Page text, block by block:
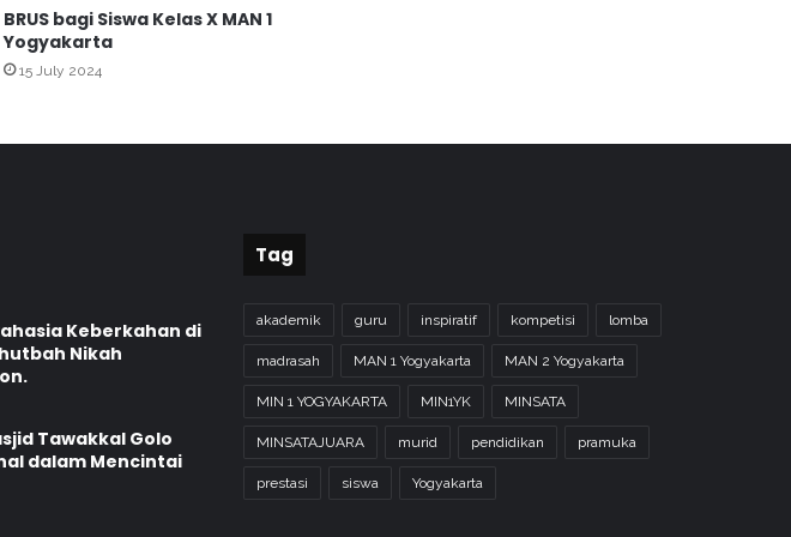
BRUS bagi Siswa Kelas X MAN 1
Yogyakarta
15 July 2024
Keberkahan di
Nikah
Tawakkal Golo
dalam Mencintai
Tag
akademik guru inspiratif kompetisi lomba
madrasah MAN 1 Yogyakarta MAN 2 Yogyakarta
MIN 1 YOGYAKARTA MIN1YK MINSATA
MINSATAJUARA murid pendidikan pramuka
prestasi siswa Yogyakarta